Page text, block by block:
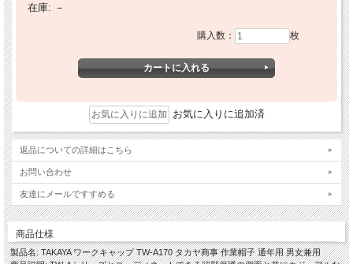
在庫: －
購入数： 枚
お気に入りに追加済
返品についての詳細はこちら
お問い合わせ
友達にメールですすめる
商品仕様
製品名: TAKAYA ワークキャップ TW-A170 タカヤ商事 作業帽子 通年用 男女兼用